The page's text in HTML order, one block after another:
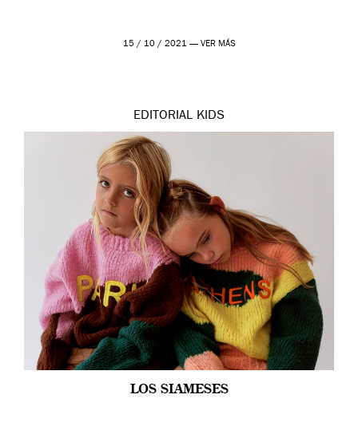
15 / 10 / 2021 — VER MÁS
EDITORIAL KIDS
LOS SIAMESES